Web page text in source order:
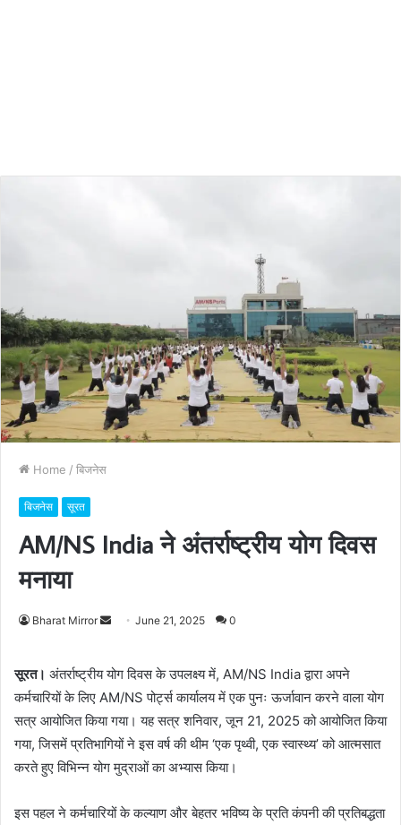
Home / बिजनेस
बिजनेस सूरत
AM/NS India ने अंतर्राष्ट्रीय योग दिवस
मनाया
Bharat Mirror
n
a
n
e
m
i
June 21, 2025 0
सूरत। अंतर्राष्ट्रीय योग दिवस के उपलक्ष्य में, AM/NS India द्वारा अपने
कर्मचारियों के लिए AM/NS पोर्ट्स कार्यालय में एक पुनः ऊर्जावान करने वाला योग
सत्र आयोजित किया गया। यह सत्र शनिवार, जून 21, 2025 को आयोजित किया
गया, जिसमें प्रतिभागियों ने इस वर्ष की थीम ‘एक पृथ्वी, एक स्वास्थ्य’ को आत्मसात
करते हुए विभिन्न योग मुद्राओं का अभ्यास किया।
इस पहल ने कर्मचारियों के कल्याण और बेहतर भविष्य के प्रति कंपनी की प्रतिबद्धता